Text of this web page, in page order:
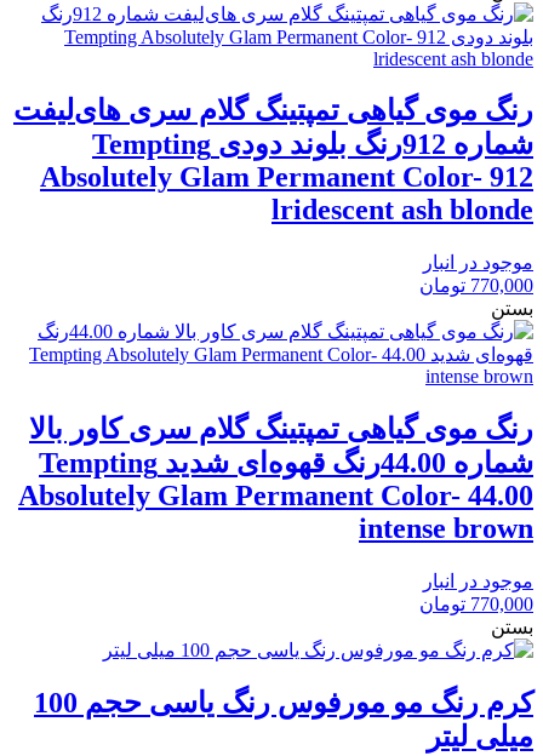
رنگ موی گیاهی تمپتینگ گلام سری های‌لیفت
شماره 912رنگ بلوند دودی Tempting
Absolutely Glam Permanent Color- 912
lridescent ash blonde
موجود در انبار
770,000 تومان
بستن
رنگ موی گیاهی تمپتینگ گلام سری کاور بالا
شماره 44.00رنگ قهوه‌ای شدید Tempting
Absolutely Glam Permanent Color- 44.00
intense brown
موجود در انبار
770,000 تومان
بستن
کرم رنگ مو مورفوس رنگ یاسی حجم 100
میلی لیتر